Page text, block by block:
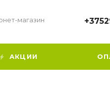
магазин
АКЦИИ